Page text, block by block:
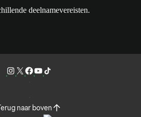
deelnamevereisten.
naar boven